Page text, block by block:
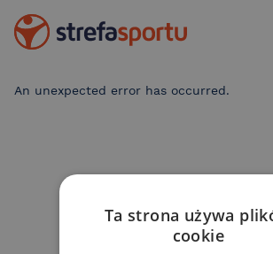
An unexpected error has occurred.
Ta strona używa
cookie